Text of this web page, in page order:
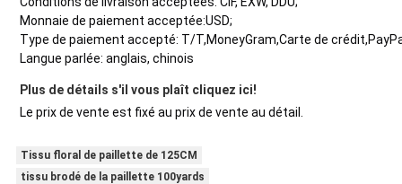
Monnaie de paiement acceptée:USD;
Type de paiement accepté: T/T,MoneyGram,Carte de
Langue parlée: anglais, chinois
Plus de détails s'il vous plaît cliquez ici!
Le prix de vente est fixé au prix de vente au détail.
Tissu floral de paillette de 125CM
tissu brodé de la paillette 100yards